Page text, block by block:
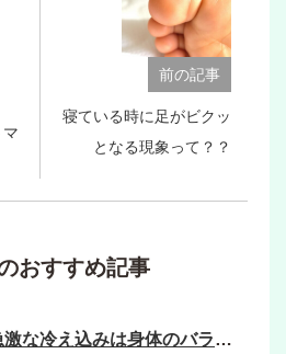
前の記事
寝ている時に足がビクッ
となる現象って？？
おすすめ記事
急激な冷え込みは身体のバランスが崩れやすいので要注意